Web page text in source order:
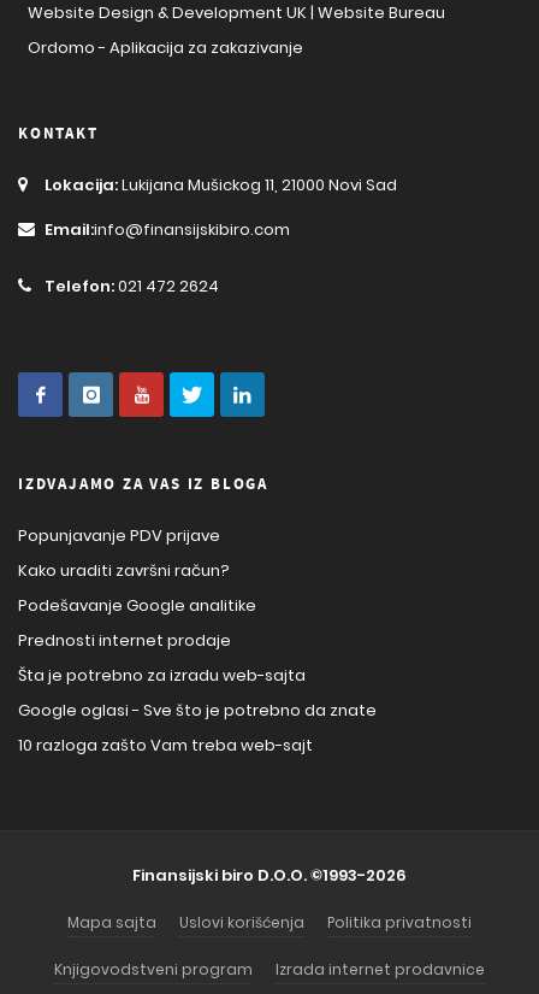
Website Design & Development UK | Website Bureau
Ordomo - Aplikacija za zakazivanje
KONTAKT
Lokacija:Lukijana Mušickog 11, 21000 Novi Sad
Email:info@finansijskibiro.com
Telefon:021 472 2624
IZDVAJAMO ZA VAS IZ BLOGA
Popunjavanje PDV prijave
Kako uraditi završni račun?
Podešavanje Google analitike
Prednosti internet prodaje
Šta je potrebno za izradu web-sajta
Google oglasi - Sve što je potrebno da znate
10 razloga zašto Vam treba web-sajt
Finansijski biro D.O.O.©1993-2026
Mapa sajta Uslovi korišćenja Politika privatnosti
Knjigovodstveni program Izrada internet prodavnice